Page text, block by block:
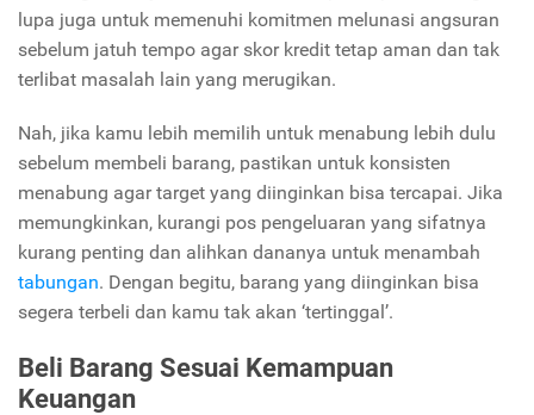
lupa juga untuk memenuhi komitmen melunasi angsuran
sebelum jatuh tempo agar skor kredit tetap aman dan tak
terlibat masalah lain yang merugikan.
Nah, jika kamu lebih memilih untuk menabung lebih dulu
sebelum membeli barang, pastikan untuk konsisten
menabung agar target yang diinginkan bisa tercapai. Jika
memungkinkan, kurangi pos pengeluaran yang sifatnya
kurang penting dan alihkan dananya untuk menambah
tabungan. Dengan begitu, barang yang diinginkan bisa
segera terbeli dan kamu tak akan ‘tertinggal’.
Beli Barang Sesuai Kemampuan
Keuangan